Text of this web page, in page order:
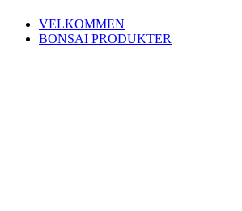
VELKOMMEN
BONSAI PRODUKTER